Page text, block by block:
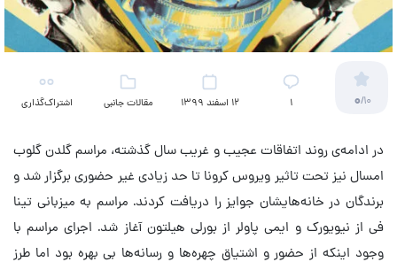
0/10 ۱ 12 اسفند 1399
مقالات جانبی
اشتراک‌گذاری
در ادامه‌ی روند اتفاقات عجیب و غریب سال گذشته، مراسم گلدن گلوب
امسال نیز تحت تاثیر ویروس کرونا تا حد زیادی غیر حضوری برگزار شد و
برندگان در خانه‌هایشان جوایز را دریافت کردند. مراسم به میزبانی تینا
فی از نیویورک و ایمی پاولر از بورلی هیلتون آغاز شد. اجرای مراسم با
وجود اینکه از حضور و اشتیاق چهره‌ها و رسانه‌ها بی بهره بود اما طرز